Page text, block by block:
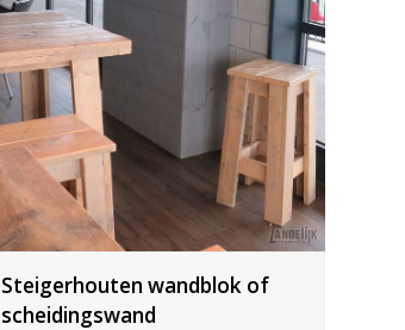
Steigerhouten wandblok of
scheidingswand